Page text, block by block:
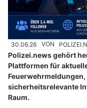
30.06.26 VON
Polizei.news gehört
Plattformen für
sicherheitsrelevante
Raum.